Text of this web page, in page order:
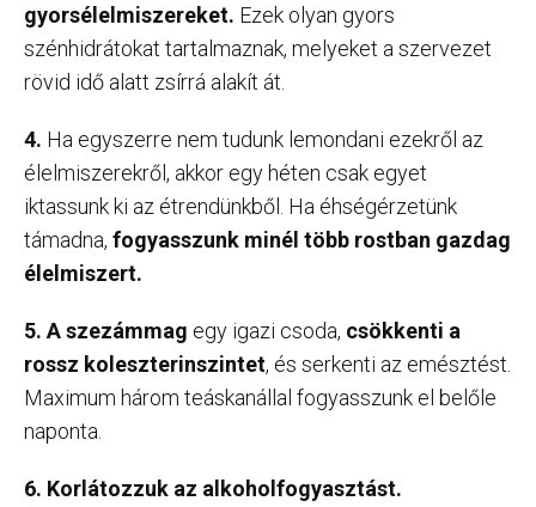
gyorsélelmiszereket. Ezek olyan gyors
szénhidrátokat tartalmaznak, melyeket a szervezet
rövid idő alatt zsírrá alakít át.
4. Ha egyszerre nem tudunk lemondani ezekről az
élelmiszerekről, akkor egy héten csak egyet
iktassunk ki az étrendünkből. Ha éhségérzetünk
támadna, fogyasszunk minél több rostban gazdag
élelmiszert.
5. A szezámmag egy igazi csoda, csökkenti a
rossz koleszterinszintet, és serkenti az emésztést.
Maximum három teáskanállal fogyasszunk el belőle
naponta.
6. Korlátozzuk az alkoholfogyasztást.